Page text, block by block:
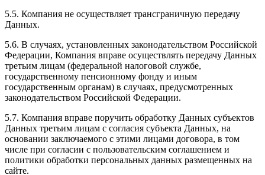
5.5. Компания не осуществляет трансграничную передачу
Данных.
5.6. В случаях, установленных законодательством Российской
Федерации, Компания вправе осуществлять передачу Данных
третьим лицам (федеральной налоговой службе,
государственному пенсионному фонду и иным
государственным органам) в случаях, предусмотренных
законодательством Российской Федерации.
5.7. Компания вправе поручить обработку Данных субъектов
Данных третьим лицам с согласия субъекта Данных, на
основании заключаемого с этими лицами договора, в том
числе при согласии с пользовательским соглашением и
политики обработки персональных данных размещенных на
сайте.